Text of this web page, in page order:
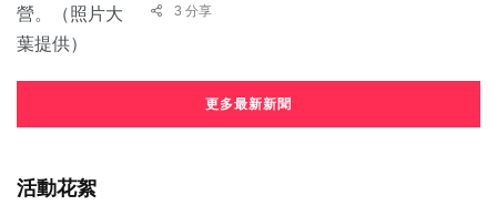
3 分享
更多最新新聞
活動花絮